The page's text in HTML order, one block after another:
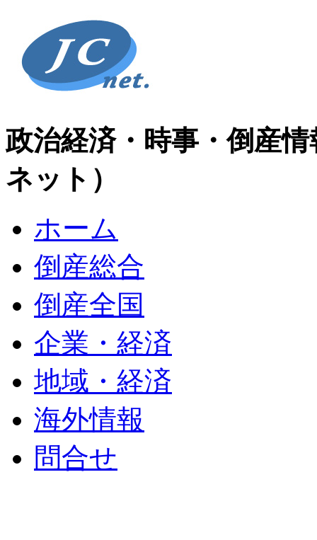
政治経済・時事・倒産
ネット）
ホーム
倒産総合
倒産全国
企業・経済
地域・経済
海外情報
問合せ